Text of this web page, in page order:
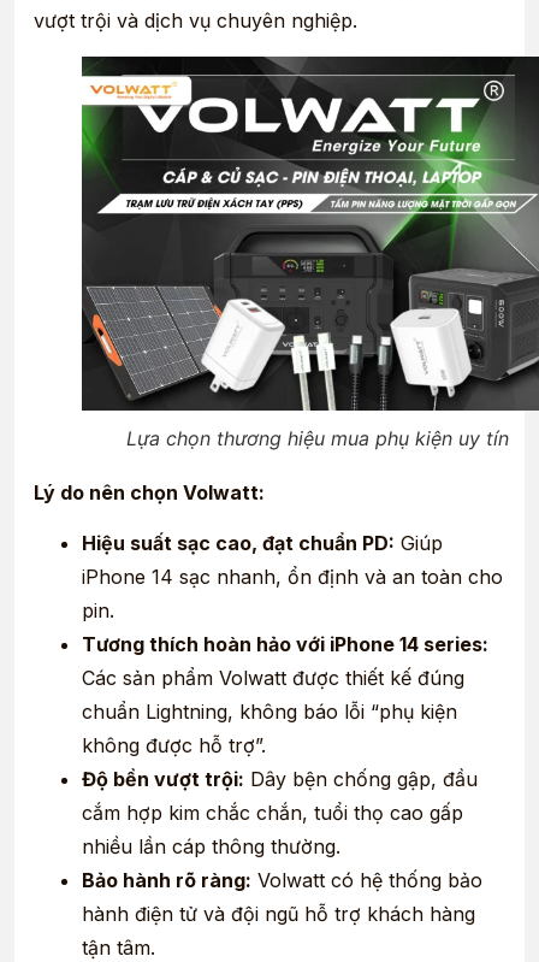
vượt trội và dịch vụ chuyên nghiệp.
Lựa chọn thương hiệu mua phụ kiện uy tín
Lý do nên chọn Volwatt:
Hiệu suất sạc cao, đạt chuẩn PD: Giúp
iPhone 14 sạc nhanh, ổn định và an toàn cho
pin.
Tương thích hoàn hảo với iPhone 14 series:
Các sản phẩm Volwatt được thiết kế đúng
chuẩn Lightning, không báo lỗi “phụ kiện
không được hỗ trợ”.
Độ bền vượt trội: Dây bện chống gập, đầu
cắm hợp kim chắc chắn, tuổi thọ cao gấp
nhiều lần cáp thông thường.
Bảo hành rõ ràng: Volwatt có hệ thống bảo
hành điện tử và đội ngũ hỗ trợ khách hàng
tận tâm.